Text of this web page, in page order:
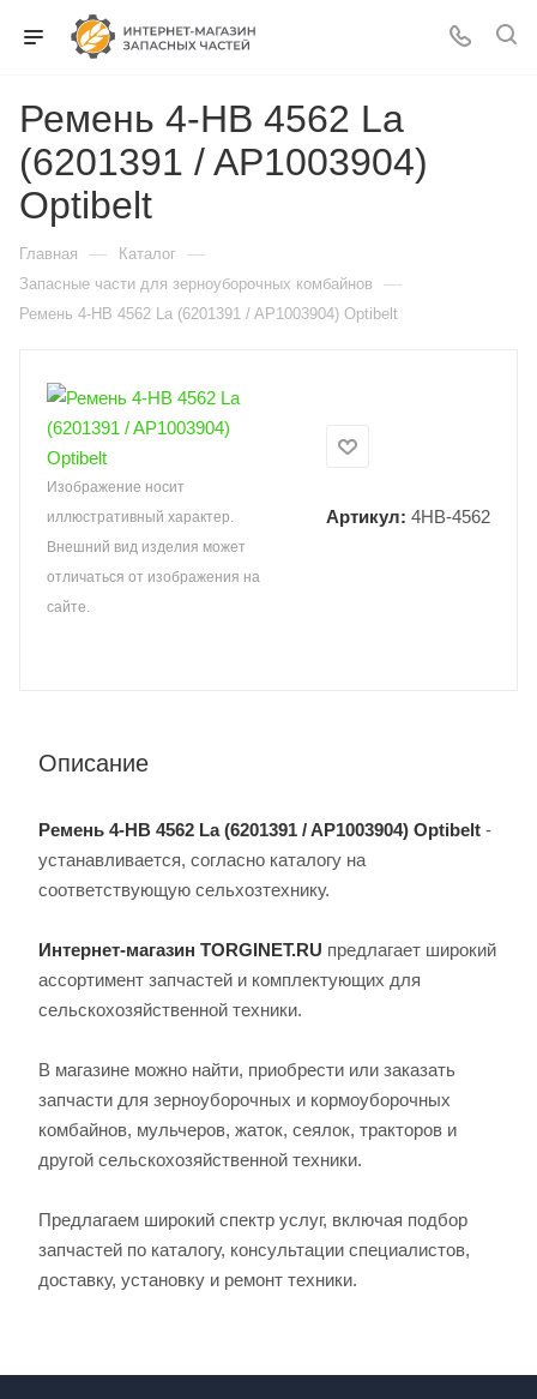
Ремень 4-HB 4562 La
(6201391 / AP1003904)
Optibelt
Главная — Каталог —
Запасные части для зерноуборочных комбайнов —
Ремень 4-HB 4562 La (6201391 / AP1003904) Optibelt
Изображение носит
иллюстративный характер.
Внешний вид изделия может
отличаться от изображения на
сайте.
Артикул: 4НВ-4562
Описание
Ремень 4-HB 4562 La (6201391 / AP1003904) Optibelt -
устанавливается, согласно каталогу на
соответствующую сельхозтехнику.
Интернет-магазин TORGINET.RU предлагает широкий
ассортимент запчастей и комплектующих для
сельскохозяйственной техники.
В магазине можно найти, приобрести или заказать
запчасти для зерноуборочных и кормоуборочных
комбайнов, мульчеров, жаток, сеялок, тракторов и
другой сельскохозяйственной техники.
Предлагаем широкий спектр услуг, включая подбор
запчастей по каталогу, консультации специалистов,
доставку, установку и ремонт техники.